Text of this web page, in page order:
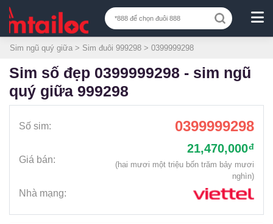
Sim ngũ quý giữa > Sim đuôi 999298 > 0399999298
sim số đẹp 0399999298 - sim ngũ
quý giữa 999298
Số sim: 0399999298
Giá bán:
21,470,000đ
(hai mươi một triệu bốn trăm bảy mươi
nghìn)
Nhà mạng: